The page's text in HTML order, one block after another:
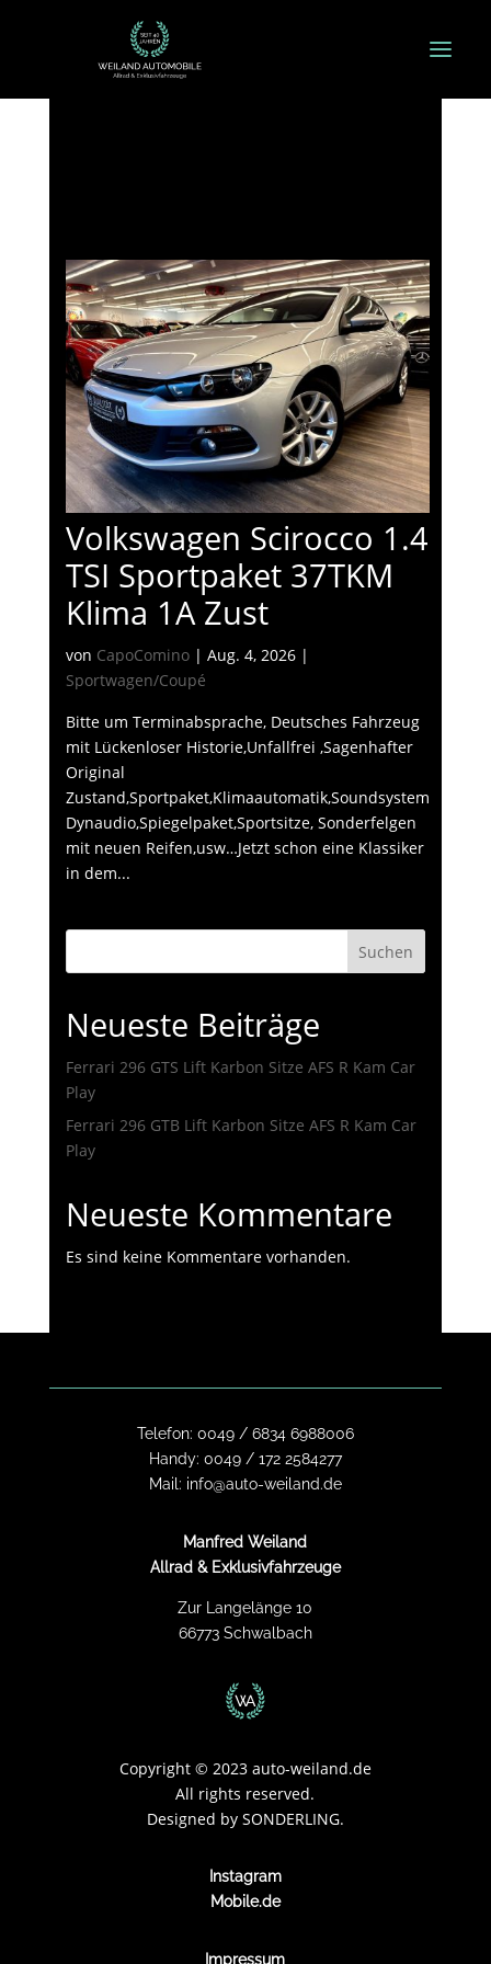
Volkswagen Scirocco 1.4
TSI Sportpaket 37TKM
Klima 1A Zust
von CapoComino| Aug. 4, 2026|
Sportwagen/Coupé
Bitte um Terminabsprache, Deutsches Fahrzeug
mit Lückenloser Historie,Unfallfrei ,Sagenhafter
Original
Zustand,Sportpaket,Klimaautomatik,Soundsystem
Dynaudio,Spiegelpaket,Sportsitze, Sonderfelgen
mit neuen Reifen,usw…Jetzt schon eine Klassiker
in dem...
Suchen
Neueste Beiträge
Ferrari 296 GTS Lift Karbon Sitze AFS R Kam Car
Play
Ferrari 296 GTB Lift Karbon Sitze AFS R Kam Car
Play
Neueste Kommentare
Es sind keine Kommentare vorhanden.
Telefon: 0049 / 6834 6988006
Handy: 0049 / 172 2584277
Mail: info@auto-weiland.de
Manfred Weiland
Allrad & Exklusivfahrzeuge
Zur Langelänge 10
66773 Schwalbach
Copyright © 2023 auto-weiland.de
All rights reserved.
Designed by SONDERLING.
Instagram
Mobile.de
Impressum